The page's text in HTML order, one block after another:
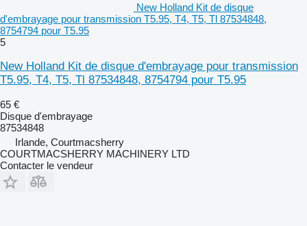
New Holland Kit de disque
d'embrayage pour transmission T5.95, T4, T5, Tl 87534848,
8754794 pour T5.95
5
New Holland Kit de disque d'embrayage pour transmission
T5.95, T4, T5, Tl 87534848, 8754794 pour T5.95
65 €
Disque d'embrayage
87534848
Irlande, Courtmacsherry
COURTMACSHERRY MACHINERY LTD
Contacter le vendeur